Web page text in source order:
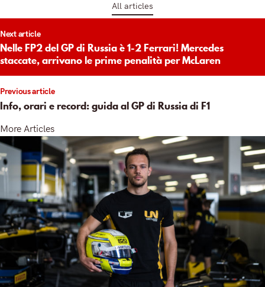
All articles
Previous article
Info, orari e record: guida al GP di Russia di F1
Next article
Nelle FP2 del GP di Russia è 1-2 Ferrari! Mercedes
staccate, arrivano le prime penalità per McLaren
More Articles